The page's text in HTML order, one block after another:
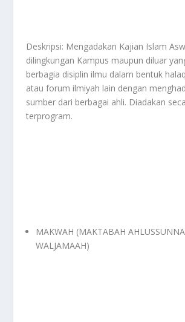
Deskripsi: Mengadakan Kajian Islam
dilingkungan Kampus maupun diluar
berbagia disiplin ilmu dalam bentuk
atau forum ilmiyah lain dengan
sumber dari berbagai ahli. Diadakan
terprogram.
MAKWAH (MAKTABAH
WALJAMAAH)